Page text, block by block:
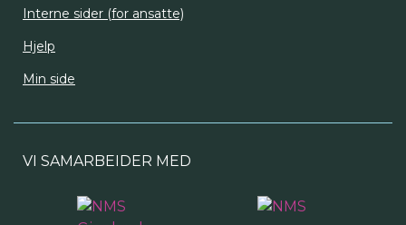
Interne sider (for ansatte)
Hjelp
Min side
VI SAMARBEIDER MED